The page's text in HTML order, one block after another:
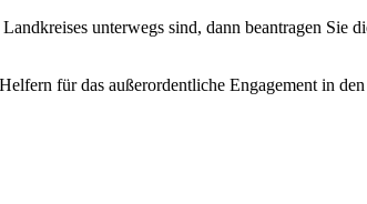
unterwegs sind, dann beantragen Sie
für das außerordentliche Engagement in